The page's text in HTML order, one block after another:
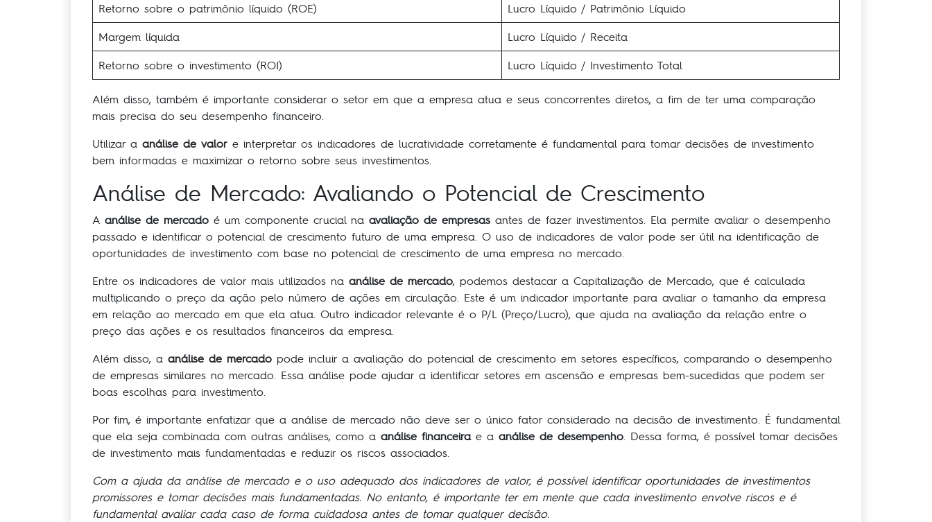
Retorno sobre o patrimônio líquido (ROE)
Lucro Líquido / Patrimônio Líquido
Margem líquida
Lucro Líquido / Receita
Retorno sobre o investimento (ROI)
Lucro Líquido / Investimento Total
Além disso, também é importante considerar o setor em que a empresa atua e seus concorrentes diretos, a fim de ter uma comparação
mais precisa do seu desempenho financeiro.
Utilizar a análise de valor e interpretar os indicadores de lucratividade corretamente é fundamental para tomar decisões de investimento
bem informadas e maximizar o retorno sobre seus investimentos.
Análise de Mercado: Avaliando o Potencial de Crescimento
A análise de mercado é um componente crucial na avaliação de empresas antes de fazer investimentos. Ela permite avaliar o desempenho
passado e identificar o potencial de crescimento futuro de uma empresa. O uso de indicadores de valor pode ser útil na identificação de
oportunidades de investimento com base no potencial de crescimento de uma empresa no mercado.
Entre os indicadores de valor mais utilizados na análise de mercado, podemos destacar a Capitalização de Mercado, que é calculada
multiplicando o preço da ação pelo número de ações em circulação. Este é um indicador importante para avaliar o tamanho da empresa
em relação ao mercado em que ela atua. Outro indicador relevante é o P/L (Preço/Lucro), que ajuda na avaliação da relação entre o
preço das ações e os resultados financeiros da empresa.
Além disso, a análise de mercado pode incluir a avaliação do potencial de crescimento em setores específicos, comparando o desempenho
de empresas similares no mercado. Essa análise pode ajudar a identificar setores em ascensão e empresas bem-sucedidas que podem ser
boas escolhas para investimento.
Por fim, é importante enfatizar que a análise de mercado não deve ser o único fator considerado na decisão de investimento. É fundamental
que ela seja combinada com outras análises, como a análise financeirae a análise de desempenho. Dessa forma, é possível tomar decisões
de investimento mais fundamentadas e reduzir os riscos associados.
Com a ajuda da análise de mercado e o uso adequado dos indicadores de valor, é possível identificar oportunidades de investimentos
promissores e tomar decisões mais fundamentadas. No entanto, é importante ter em mente que cada investimento envolve riscos e é
fundamental avaliar cada caso de forma cuidadosa antes de tomar qualquer decisão.